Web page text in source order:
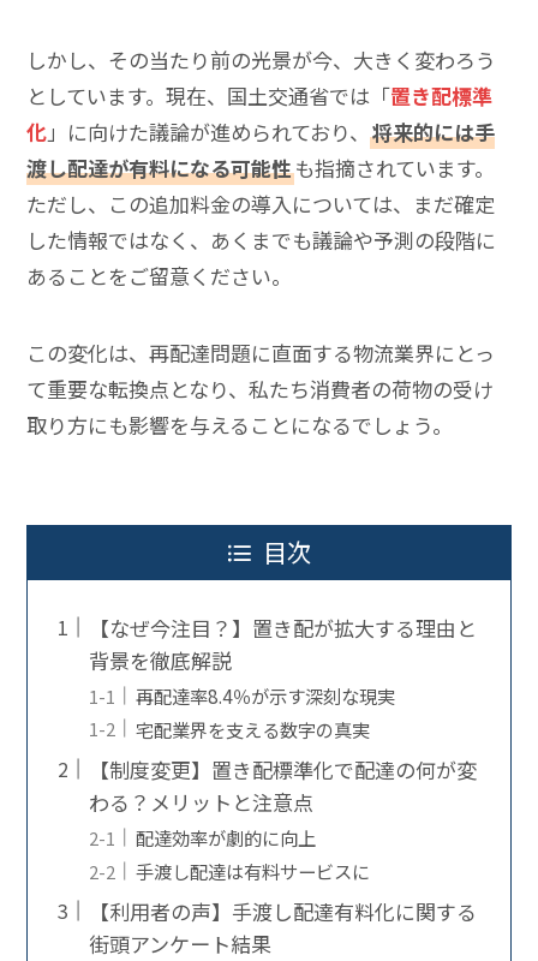
しかし、その当たり前の光景が今、大きく変わろう
としています。現在、国土交通省では「置き配標準
化」に向けた議論が進められており、将来的には手
渡し配達が有料になる可能性も指摘されています。
ただし、この追加料金の導入については、まだ確定
した情報ではなく、あくまでも議論や予測の段階に
あることをご留意ください。
この変化は、再配達問題に直面する物流業界にとっ
て重要な転換点となり、私たち消費者の荷物の受け
取り方にも影響を与えることになるでしょう。
目次
【なぜ今注目？】置き配が拡大する理由と
背景を徹底解説
再配達率8.4％が示す深刻な現実
宅配業界を支える数字の真実
【制度変更】置き配標準化で配達の何が変
わる？メリットと注意点
配達効率が劇的に向上
手渡し配達は有料サービスに
【利用者の声】手渡し配達有料化に関する
街頭アンケート結果